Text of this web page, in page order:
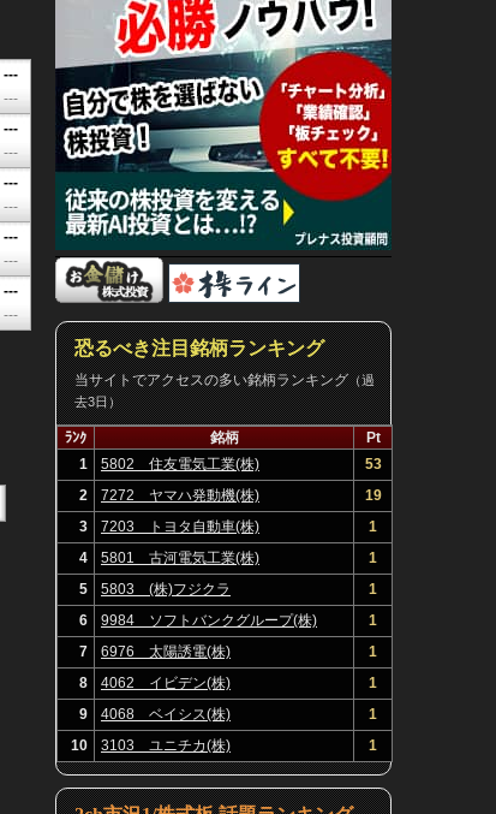
---
---
---
---
---
---
---
---
---
---
恐るべき注目銘柄ランキング
当サイトでアクセスの多い銘柄ランキング（過
去3日）
ﾗﾝｸ 銘柄
Pt
1
5802 住友電気工業(株)
53
2
7272 ヤマハ発動機(株)
19
3
7203 トヨタ自動車(株)
1
4
5801 古河電気工業(株)
1
5
5803 (株)フジクラ
1
6
9984 ソフトバンクグループ(株)
1
7
6976 太陽誘電(株)
1
8
4062 イビデン(株)
1
9
4068 ベイシス(株)
1
10
3103 ユニチカ(株) 1